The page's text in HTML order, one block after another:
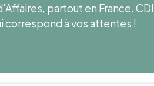
partout en France.
correspond à vos attentes !